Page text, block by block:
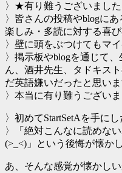
〉★有り難うございまし
〉皆さんの投稿やblogに
楽しみ・多読に対する喜び
〉壁に頭をぶつけてもマ
〉掲示板やblogを通じて
ん、酒井先生、タドキス
だ英語嫌いだったと思いま
〉本当に有り難うござい
〉初めてStartSetAを手に
〉「絶対こんなに読めな
(>_<)」という後悔が懐か
あ、そんな感覚が懐かし